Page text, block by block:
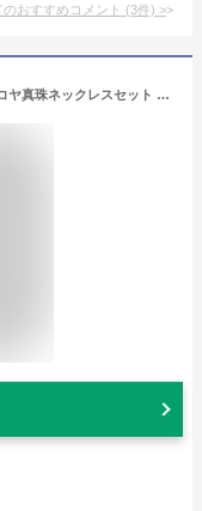
のおすすめコメント (3件) >
【全品ギフト包装】≪ 当店1番人気 ≫ アコヤ真珠ネックレスセット （イヤリング/ピアス） 約7.0-7.5mm SV y-n-1102 三重県真珠加工販売協同組合［色味指定不可］